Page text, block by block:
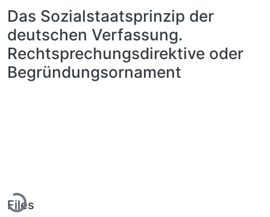
Das Sozialstaatsprinzip der
deutschen Verfassung.
Rechtsprechungsdirektive oder
Begründungsornament
Files